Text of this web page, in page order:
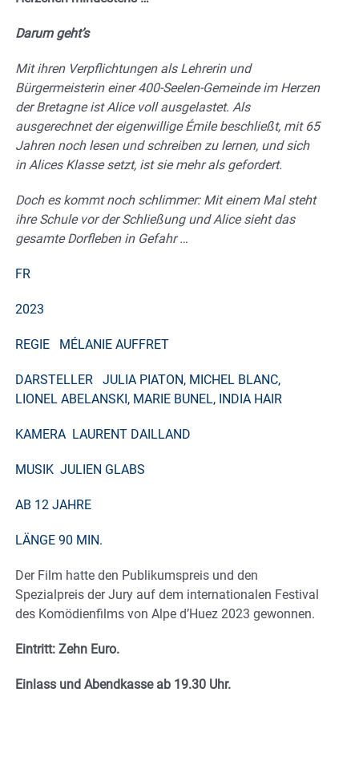
Darum geht’s
Mit ihren Verpflichtungen als Lehrerin und
Bürgermeisterin einer 400-Seelen-Gemeinde im Herzen
der Bretagne ist Alice voll ausgelastet. Als
ausgerechnet der eigenwillige Émile beschließt, mit 65
Jahren noch lesen und schreiben zu lernen, und sich
in Alices Klasse setzt, ist sie mehr als gefordert.
Doch es kommt noch schlimmer: Mit einem Mal steht
ihre Schule vor der Schließung und Alice sieht das
gesamte Dorfleben in Gefahr …
FR
2023
REGIE MÉLANIE AUFFRET
DARSTELLER JULIA PIATON, MICHEL BLANC,
LIONEL ABELANSKI, MARIE BUNEL, INDIA HAIR
KAMERA LAURENT DAILLAND
MUSIK JULIEN GLABS
AB 12 JAHRE
LÄNGE 90 MIN.
Der Film hatte den Publikumspreis und den
Spezialpreis der Jury auf dem internationalen Festival
des Komödienfilms von Alpe d’Huez 2023 gewonnen.
Eintritt: Zehn Euro.
Einlass und Abendkasse ab 19.30 Uhr.